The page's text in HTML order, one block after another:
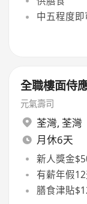
中五程度即
全職樓面侍
元氣壽司
荃灣, 荃灣
月休6天
新人獎金
有薪年假
膳食津貼